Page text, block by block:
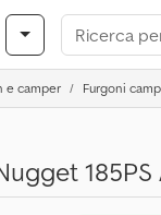
e camper Furgoni